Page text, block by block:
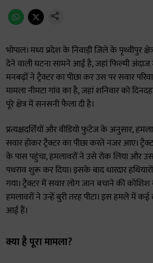
भोपाल। मध्य प्रदेश के निवाड़ी जिले के पृथ्वीपुर
देने वाली घटना सामने आई है, जहां फिल्मी
मनबढ़ों ने ट्रैक्टर का पीछा कर उस पर सवार
मामला नीमटा गांव का है, जहां शनिवार को
पूरे क्षेत्र में सनसनी फैला दी है।
प्रत्यक्षदर्शियों और वीडियो फुटेज के अनुसार,
सवार होकर ट्रैक्टर का पीछा करते नजर आए।
के पास पहुंचा, हमलावरों ने उसे रोक लिया और
पथराव शुरू कर दिया। इसके बाद धारदार
गया। ट्रैक्टर में सवार लोग जान बचाने की
हमलावरों ने उन्हें बुरी तरह पीटा। इस हमले में कई
आई हैं।
क्या है पूरा मामला?